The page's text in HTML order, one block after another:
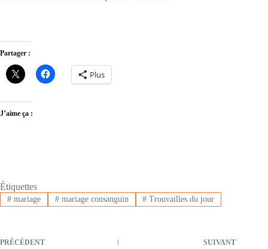
Partager :
Plus
J’aime ça :
Étiquettes
#mariage #mariage consanguin # Trouvailles du jour
PRÉCÉDENT SUIVANT